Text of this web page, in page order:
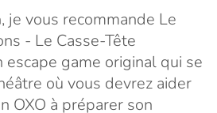
, je vous recommande Le
- Le Casse-Tête
escape game original qui se
où vous devrez aider
OXO à préparer son